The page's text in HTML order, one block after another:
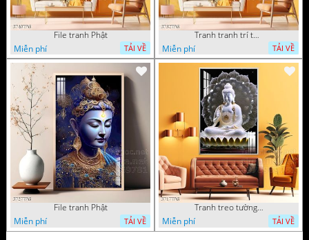
File tranh Phật
Miễn phí
TẢI VỀ
Tranh tranh trí tường phật giáo sang trọng
Miễn phí
TẢI VỀ
File tranh Phật
Miễn phí
TẢI VỀ
Tranh treo tường phật giáo
Miễn phí
TẢI VỀ